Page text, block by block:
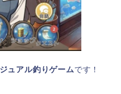
ュアル釣りゲームです！